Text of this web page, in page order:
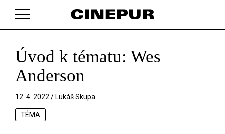
V košíku zatím nemáte žádné položky.
Úvod k tématu: Wes
Anderson
12. 4. 2022 / Lukáš Skupa
TÉMA